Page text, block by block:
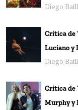
Diego
Crítica de
Luciano y
Diego
Crítica de
Murphy y